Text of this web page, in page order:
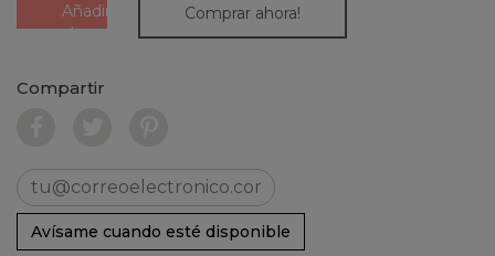
Añadir
al
Comprar ahora!
Compartir
Avísame cuando esté disponible